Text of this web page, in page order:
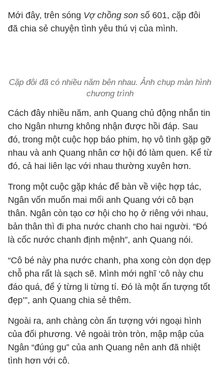
Mới đây, trên sóng Vợ chồng son số 601, cặp đôi
đã chia sẻ chuyện tình yêu thú vị của mình.
Cặp đôi đã có nhiều năm bên nhau. Ảnh chụp màn hình
chương trình
Cách đây nhiều năm, anh Quang chủ động nhắn tin
cho Ngân nhưng không nhận được hồi đáp. Sau
đó, trong một cuộc họp báo phim, họ vô tình gặp gỡ
nhau và anh Quang nhân cơ hội đó làm quen. Kể từ
đó, cả hai liên lạc với nhau thường xuyên hơn.
Trong một cuộc gặp khác để bàn về việc hợp tác,
Ngân vốn muốn mai mối anh Quang với cô bạn
thân. Ngân còn tạo cơ hội cho họ ở riêng với nhau,
bản thân thì đi pha nước chanh cho hai người. “Đó
là cốc nước chanh định mệnh”, anh Quang nói.
“Cô bé này pha nước chanh, pha xong còn dọn dẹp
chỗ pha rất là sạch sẽ. Mình mới nghĩ ‘cô này chu
đáo quá, để ý từng li từng tí. Đó là một ấn tượng tốt
đẹp’”, anh Quang chia sẻ thêm.
Ngoài ra, anh chàng còn ấn tượng với ngoại hình
của đối phương. Vẻ ngoài tròn tròn, mập mập của
Ngân “đúng gu” của anh Quang nên anh đã nhiệt
tình hơn với cô.